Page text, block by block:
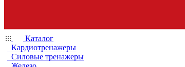
Каталог
Кардиотренажеры
Силовые тренажеры